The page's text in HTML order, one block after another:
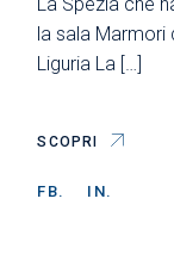
la sala Marmori
Liguria La […]
SCOPRI
FB. IN.